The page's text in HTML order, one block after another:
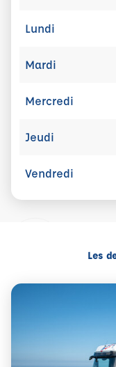
Lundi
Mardi
Mercredi
Jeudi
Vendredi
Les